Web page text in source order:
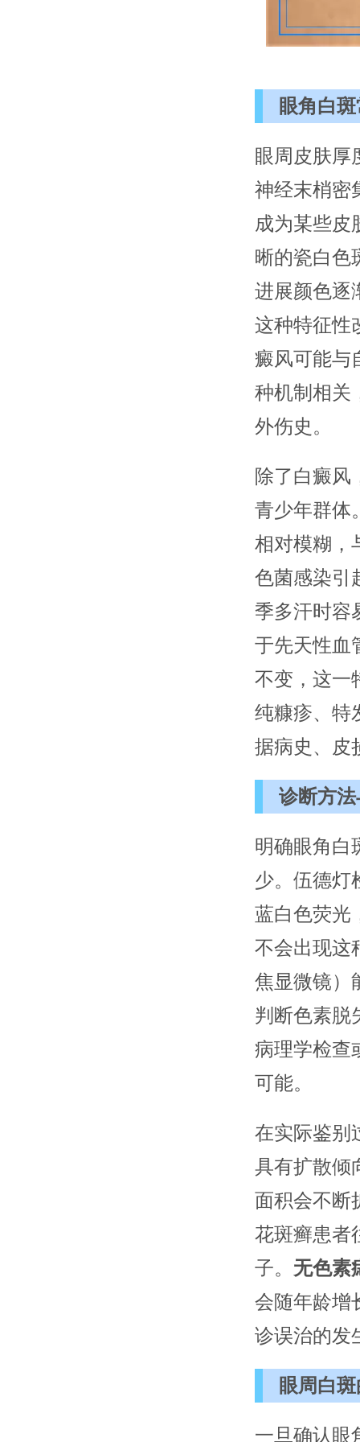
眼角白
眼周皮肤厚
神经末梢密
成为某些皮
晰的瓷白色
进展颜色逐
这种特征性
癜风可能与
种机制相关
外伤史。
除了白癜风
青少年群体
相对模糊，
色菌感染引
季多汗时容
于先天性血
不变，这一
纯糠疹、特
据病史、皮
诊断方
明确眼角白
少。伍德灯
蓝白色荧光
不会出现这
焦显微镜）
判断色素脱
病理学检查
可能。
在实际鉴别
具有扩散倾
面积会不断
花斑癣患者
子。 无色素
会随年龄增
诊误治的发
眼周白
一旦确认眼